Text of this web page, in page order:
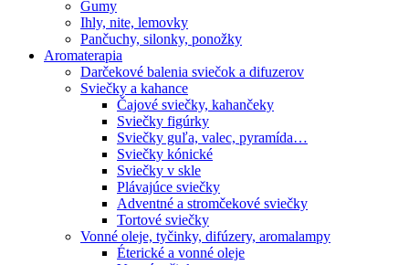
Gumy
Ihly, nite, lemovky
Pančuchy, silonky, ponožky
Aromaterapia
Darčekové balenia sviečok a difuzerov
Sviečky a kahance
Čajové sviečky, kahančeky
Sviečky figúrky
Sviečky guľa, valec, pyramída…
Sviečky kónické
Sviečky v skle
Plávajúce sviečky
Adventné a stromčekové sviečky
Tortové sviečky
Vonné oleje, tyčinky, difúzery, aromalampy
Éterické a vonné oleje